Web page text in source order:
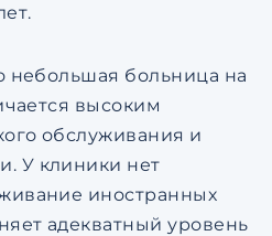
небольшая больница на
высоким
обслуживания и
У клиники нет
иностранных
адекватный уровень